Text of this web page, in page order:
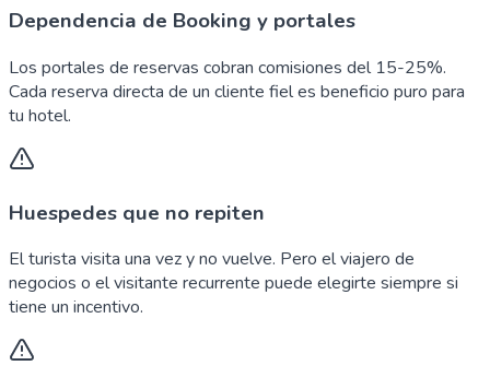
Dependencia de Booking y portales
Los portales de reservas cobran comisiones del 15-25%.
Cada reserva directa de un cliente fiel es beneficio puro para
tu hotel.
Huespedes que no repiten
El turista visita una vez y no vuelve. Pero el viajero de
negocios o el visitante recurrente puede elegirte siempre si
tiene un incentivo.